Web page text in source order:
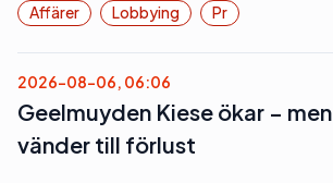
Affärer Lobbying Pr
2026-08-06, 06:06
Geelmuyden Kiese ökar – men
vänder till förlust